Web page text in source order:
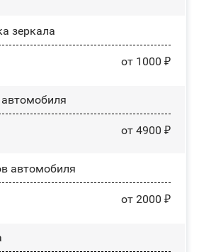
зеркала
от 1000 ₽
от 4900 ₽
автомобиля
от 2000 ₽